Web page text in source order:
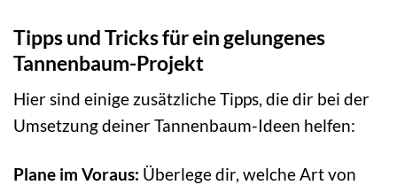
Tipps und Tricks für ein gelungenes
Tannenbaum-Projekt
Hier sind einige zusätzliche Tipps, die dir bei der
Umsetzung deiner Tannenbaum-Ideen helfen:
Plane im Voraus: Überlege dir, welche Art von